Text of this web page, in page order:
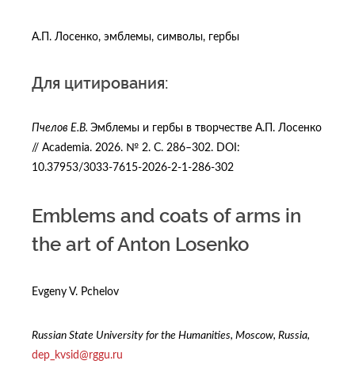
А.П. Лосенко, эмблемы, символы, гербы
Для цитирования:
Пчелов Е.В. Эмблемы и гербы в творчестве А.П. Лосенко
// Academia. 2026. № 2. С. 286–302. DOI:
10.37953/3033-7615-2026-2-1-286-302
Emblems and coats of arms in
the art of Anton Losenko
Evgeny V. Pchelov
Russian State University for the Humanities, Moscow, Russia,
dep_kvsid@rggu.ru